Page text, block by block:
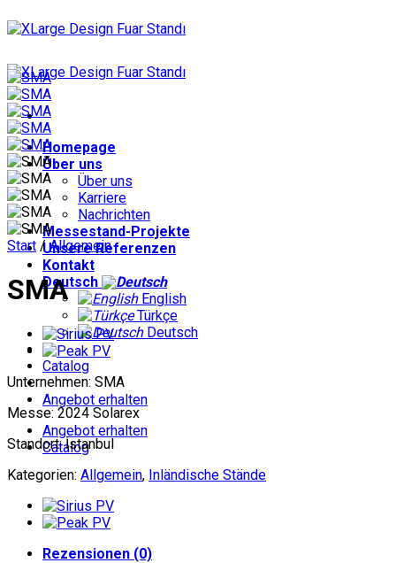
Inhalt
Homepage
Über uns
Über uns
Karriere
Nachrichten
Messestand-Projekte
Unsere Referenzen
Kontakt
Deutsch
English
Türkçe
Deutsch
Catalog
Angebot erhalten
Angebot erhalten
Catalog
Start / Allgemein
SMA
Unternehmen: SMA
Messe: 2024 Solarex
Standort: İstanbul
Kategorien: Allgemein, Inländische Stände
Rezensionen (0)